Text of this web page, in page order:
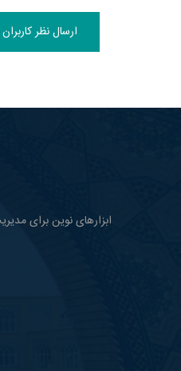
ارسال نظر کاربران
ابزارهای نوین برای